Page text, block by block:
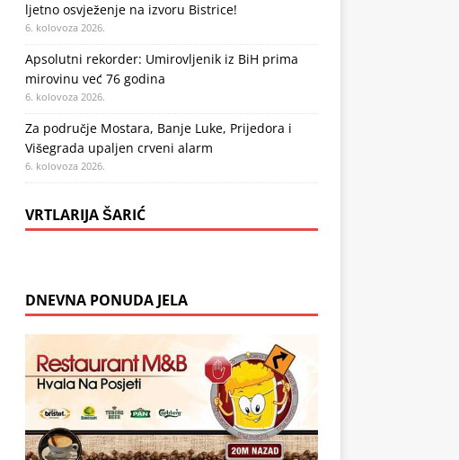
ljetno osvježenje na izvoru Bistrice!
6. kolovoza 2026.
Apsolutni rekorder: Umirovljenik iz BiH prima
mirovinu već 76 godina
6. kolovoza 2026.
Za područje Mostara, Banje Luke, Prijedora i
Višegrada upaljen crveni alarm
6. kolovoza 2026.
VRTLARIJA ŠARIĆ
DNEVNA PONUDA JELA